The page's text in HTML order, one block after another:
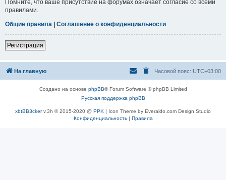
Помните, что ваше присутствие на форумах означает согласие со всеми
правилами.
Общие правила | Соглашение о конфиденциальности
Регистрация
На главную Часовой пояс: UTC+03:00
Создано на основе phpBB® Forum Software © phpBB Limited
Русская поддержка phpBB
xbtBB3ckerv.3h © 2015-2020 @ PPK | Icon Theme by Everaldo.com Design Studio
Конфиденциальность| Правила